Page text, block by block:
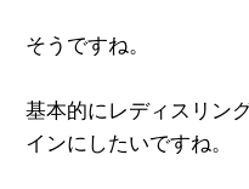
そうですね。
基本的にレディスリン
インにしたいですね。